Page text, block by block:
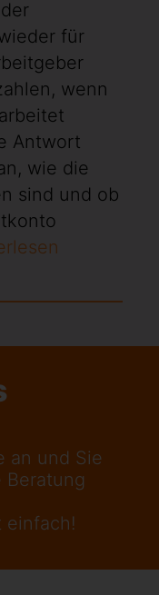
für
wenn
Antwort
wie die
sind und ob
an und Sie
einfach!